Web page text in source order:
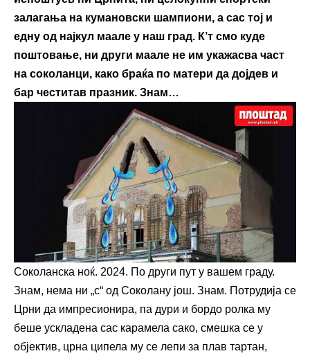
залагања на кумановски шампиони, а сас тој и
едну од најкул маале у наш град. К’т смо куде
поштовање, ни други маале не им укажасва част
на соколанци, како браќа по матери да дојдев и
бар честитав празник. Знам…
Соколанска ноќ. 2024. По други пут у вашем граду.
Знам, нема ни „с“ од Соколану још. Знам. Потрудија се
Црни да импресионира, па дури и бордо ролка му
беше ускладена сас карамела сако, смешка се у
објектив, црна ципела му се лепи за плав тартан,